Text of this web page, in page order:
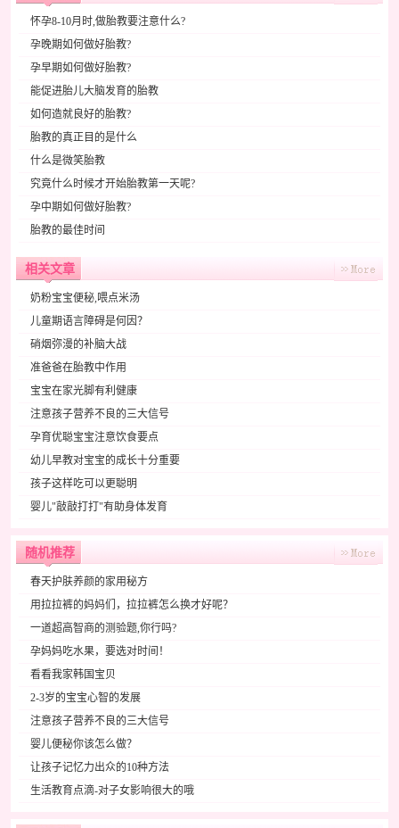
怀孕8-10月时,做胎教要注意什么?
孕晚期如何做好胎教?
孕早期如何做好胎教?
能促进胎儿大脑发育的胎教
如何造就良好的胎教?
胎教的真正目的是什么
什么是微笑胎教
究竟什么时候才开始胎教第一天呢?
孕中期如何做好胎教?
胎教的最佳时间
相关文章
奶粉宝宝便秘,喂点米汤
儿童期语言障碍是何因？
硝烟弥漫的补脑大战
准爸爸在胎教中作用
宝宝在家光脚有利健康
注意孩子营养不良的三大信号
孕育优聪宝宝注意饮食要点
幼儿早教对宝宝的成长十分重要
孩子这样吃可以更聪明
婴儿"敲敲打打"有助身体发育
随机推荐
春天护肤养颜的家用秘方
用拉拉裤的妈妈们，拉拉裤怎么换才好呢？
一道超高智商的测验题,你行吗?
孕妈妈吃水果，要选对时间！
看看我家韩国宝贝
2-3岁的宝宝心智的发展
注意孩子营养不良的三大信号
婴儿便秘你该怎么做？
让孩子记忆力出众的10种方法
生活教育点滴-对子女影响很大的哦